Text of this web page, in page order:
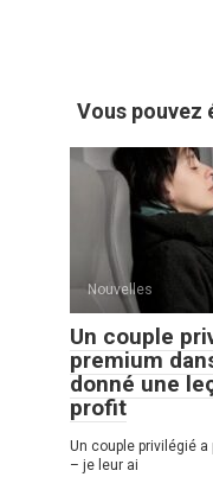
Vous pouvez
Nouvelles
Un couple
premium
donné une
profit
Un couple privilégié
– je leur ai